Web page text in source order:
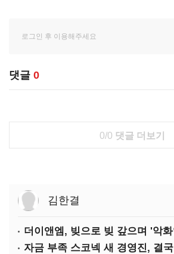
댓글 0
0/0 댓글 더보기
김한결
더이앤엠, 빚으로 빚 갚으며 '악
자금 부족 스코넥 새 경영진, 결